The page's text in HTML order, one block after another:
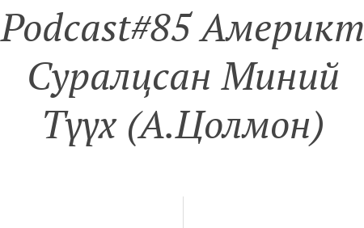
Podcast#85 Америкт
Суралцсан Миний
Түүх (А.Цолмон)